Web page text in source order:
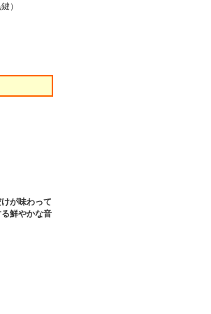
）
が味わって
鮮やかな音